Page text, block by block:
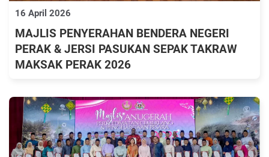
16 April 2026
MAJLIS PENYERAHAN BENDERA NEGERI
PERAK & JERSI PASUKAN SEPAK TAKRAW
MAKSAK PERAK 2026